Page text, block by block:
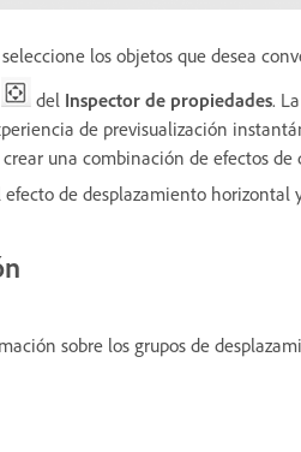
los objetos que desea
del Inspector de propiedades.
de previsualización
crear una combinación de efectos
efecto de desplazamiento
sobre los grupos de